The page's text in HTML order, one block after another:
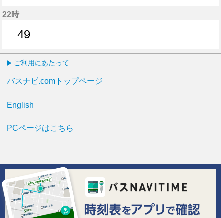
22時
49
ご利用にあたって
バスナビ.comトップページ
English
PCページはこちら